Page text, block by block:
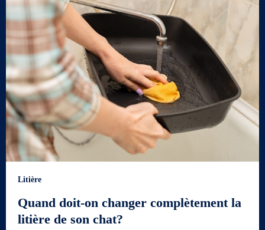
Litière
Quand doit-on changer complètement la
litière de son chat?